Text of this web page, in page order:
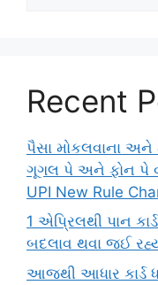
Recent
પૈસા મોકલવાના અને
ગૂગલ પે અને ફોન પે
UPI New Rule
1 એપ્રિલથી પાન
બદલાવ થવા જઈ
આજથી આધાર કાર્ડ